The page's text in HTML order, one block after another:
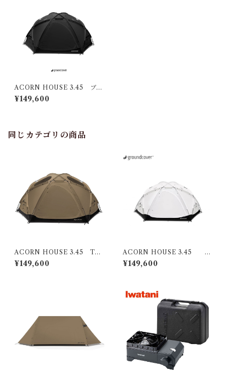
ACORN HOUSE 3.45 ブラ
ック グランドカバー
¥149,600
同じカテゴリの商品
ACORN HOUSE 3.45 TA
N
¥149,600
ACORN HOUSE 3.45 w
hite
¥149,600